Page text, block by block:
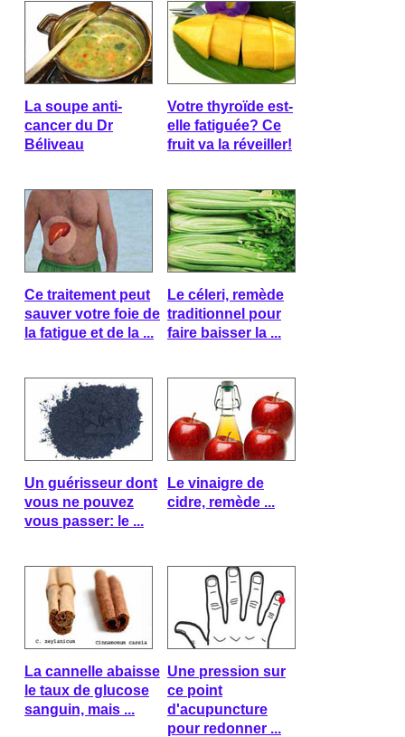
La soupe anti-
cancer du Dr
Béliveau
Votre thyroïde est-
elle fatiguée? Ce
fruit va la réveiller!
Ce traitement peut
sauver votre foie de
la fatigue et de la ...
Le céleri, remède
traditionnel pour
faire baisser la ...
Un guérisseur dont
vous ne pouvez
vous passer: le ...
Le vinaigre de
cidre, remède ...
La cannelle abaisse
le taux de glucose
sanguin, mais ...
Une pression sur
ce point
d'acupuncture
pour redonner ...